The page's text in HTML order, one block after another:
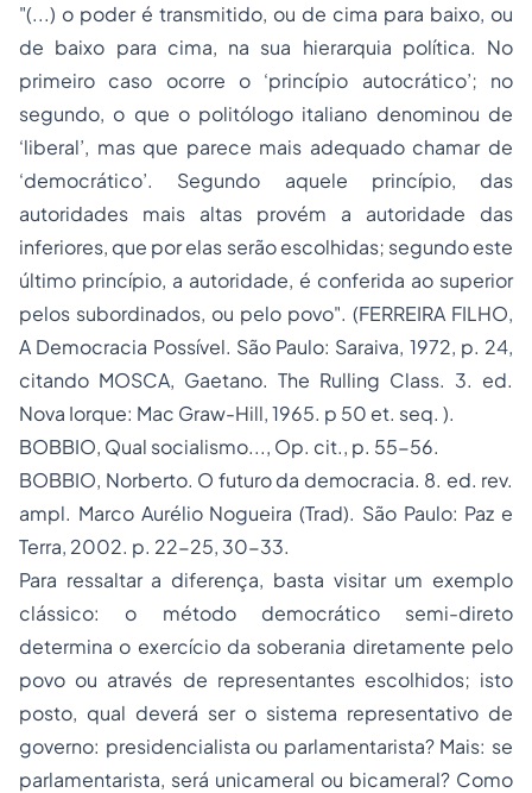
"(...) o poder é transmitido, ou de cima para baixo, ou
de baixo para cima, na sua hierarquia política. No
primeiro caso ocorre o ‘princípio autocrático’; no
segundo, o que o politólogo italiano denominou de
‘liberal’, mas que parece mais adequado chamar de
‘democrático’. Segundo aquele princípio, das
autoridades mais altas provém a autoridade das
inferiores, que por elas serão escolhidas; segundo este
último princípio, a autoridade, é conferida ao superior
pelos subordinados, ou pelo povo". (FERREIRA FILHO,
A Democracia Possível. São Paulo: Saraiva, 1972, p. 24,
citando MOSCA, Gaetano. The Rulling Class. 3. ed.
Nova Iorque: Mac Graw-Hill, 1965. p 50 et. seq. ).
BOBBIO, Qual socialismo..., Op. cit., p. 55-56.
BOBBIO, Norberto. O futuro da democracia. 8. ed. rev.
ampl. Marco Aurélio Nogueira (Trad). São Paulo: Paz e
Terra, 2002. p. 22-25, 30-33.
Para ressaltar a diferença, basta visitar um exemplo
clássico: o método democrático semi-direto
determina o exercício da soberania diretamente pelo
povo ou através de representantes escolhidos; isto
posto, qual deverá ser o sistema representativo de
governo: presidencialista ou parlamentarista? Mais: se
parlamentarista, será unicameral ou bicameral? Como